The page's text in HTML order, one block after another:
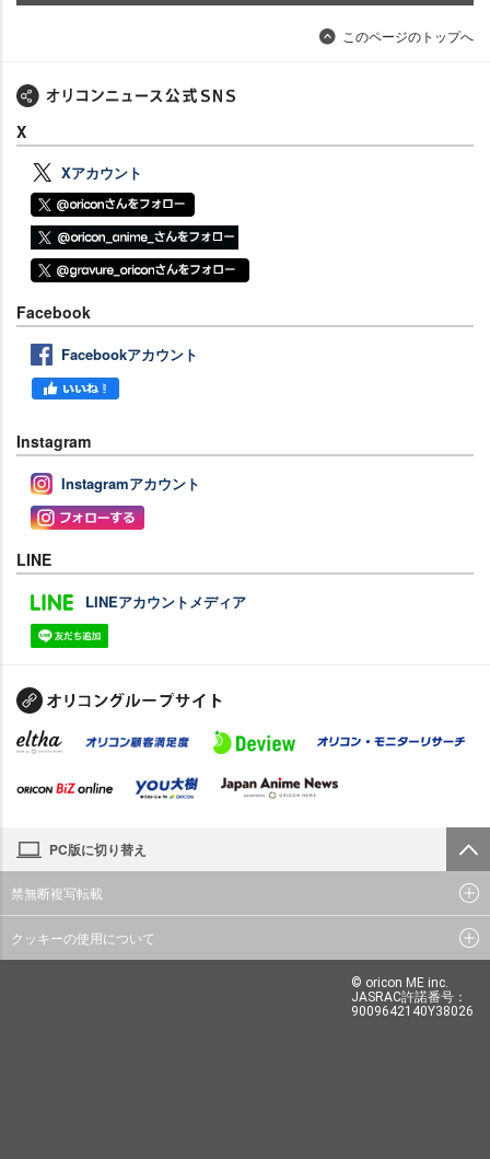
このページのトップへ
X
Xアカウント
Facebook
Facebookアカウント
Instagram
Instagramアカウント
LINE
LINEアカウントメディア
PC版に切り替え
禁無断複写転載
クッキーの使用について
© oricon ME inc.
JASRAC許諾番号：
9009642140Y38026